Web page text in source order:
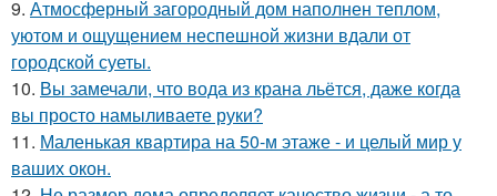
9. Атмосферный загородный дом наполнен теплом,
уютом и ощущением неспешной жизни вдали от
городской суеты.
10. Вы замечали, что вода из крана льётся, даже когда
вы просто намыливаете руки?
11. Маленькая квартира на 50-м этаже - и целый мир у
ваших окон.